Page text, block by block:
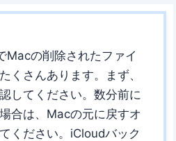
の削除されたファイ
くさんあります。まず、
してください。数分前に
合は、Macの元に戻すオ
ください。iCloudバック